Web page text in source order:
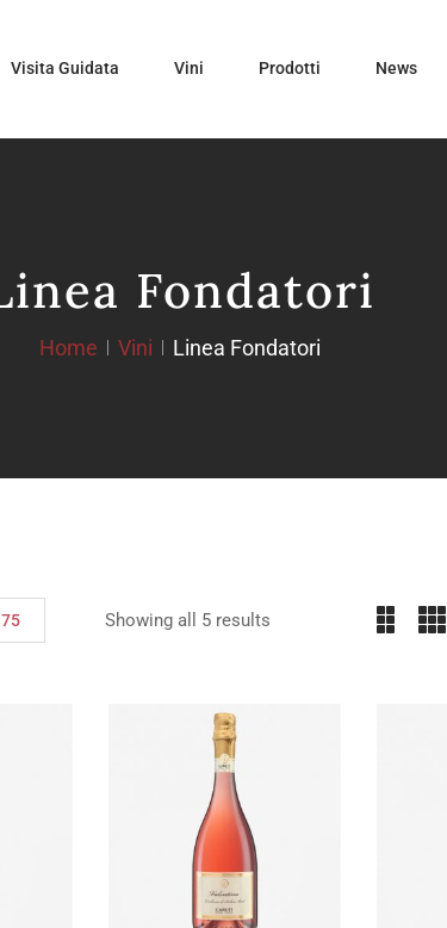
Visita Guidata Vini Prodotti News
Fondatori
Home Vini Linea Fondatori
Showing all 5 results
75